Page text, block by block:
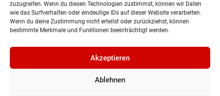
zuzugreifen. Wenn du diesen Technologien zustimmst, können wir Daten
wie das Surfverhalten oder eindeutige IDs auf dieser Website verarbeiten.
Wenn du deine Zustimmung nicht erteilst oder zurückziehst, können
bestimmte Merkmale und Funktionen beeinträchtigt werden.
Akzeptieren
Ablehnen
Auslieferung :-)
©2024, Gepflanzt Jung- und SportwagenhandelsgmbH.